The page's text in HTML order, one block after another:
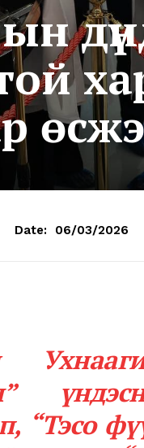
Date: 06/03/2026
“Тэсо